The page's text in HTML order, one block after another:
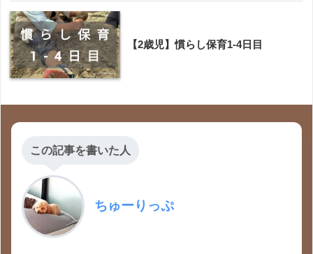
【2歳児】慣らし保育1-4日目
この記事を書いた人
ちゅーりっぷ